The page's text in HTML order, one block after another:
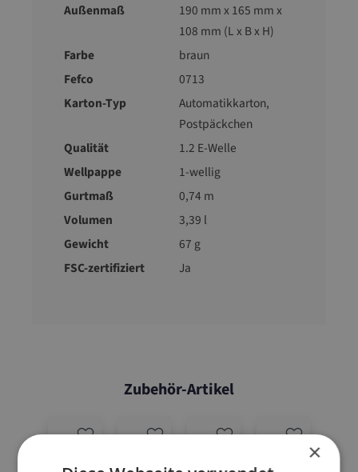
Außenmaß
190 mm x 165 mm x
108 mm (L x B x H)
Farbe
braun
Fefco
0713
Karton-Typ
Automatikkarton,
Postpäckchen
Qualität
1.2 E-Welle
Wellpappe
1-wellig
Gurtmaß
0,74 m
Volumen
3,39 l
Gewicht
67 g
FSC-zertifiziert
Ja
Zubehör-Artikel
×